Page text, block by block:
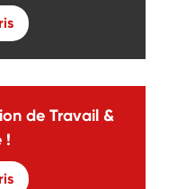
de Travail &
!